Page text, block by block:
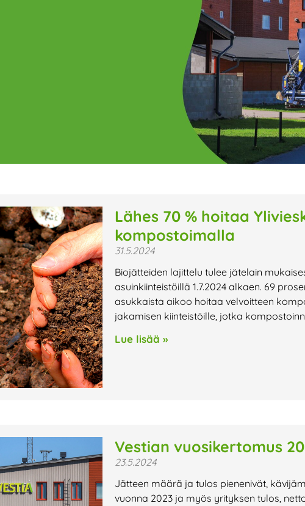
uutiset,
ja lähiaikojen
Lähes 70 % hoitaa
kompostoimalla
31.5.2024
Biojätteiden lajittelu tulee jätelain
asuinkiinteistöillä 1.7.2024 alkaen. 69
asukkaista aikoo hoitaa velvoitteen
jakamisen kiinteistöille, jotka
Lue lisää »
Vestian vuosikertomus
23.5.2024
Jätteen määrä ja tulos pienenivät,
vuonna 2023 ja myös yrityksen tulos,
PagePagePagePage